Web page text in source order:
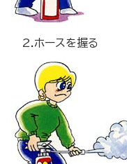
2.ホースを握る